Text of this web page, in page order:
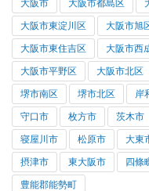
大阪市 大阪市都島区
大阪市東淀川区 大阪市旭
大阪市東住吉区 大阪市西
大阪市平野区 大阪市北区
堺市南区 堺市北区 岸
守口市 枚方市 茨木市
寝屋川市 松原市 大東
摂津市 東大阪市 四條
豊能郡能勢町